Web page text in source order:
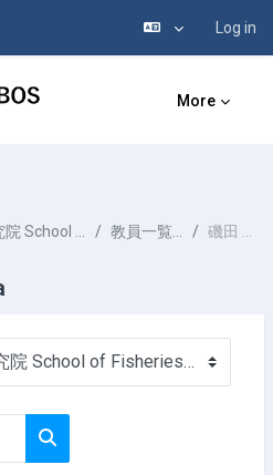
Log in
More
水産学部・水産科学研究院 School of Fisheries Sciences & Faculty of Fisheries Sciences 教員一覧 List of Professors 磯田 豊 ISODA Yutaka
Search courses